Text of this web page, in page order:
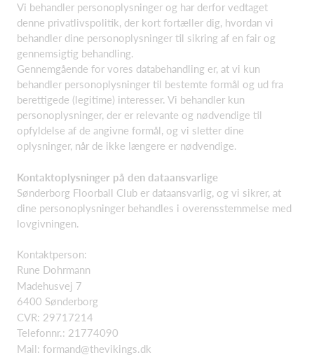
Vi behandler personoplysninger og har derfor vedtaget
denne privatlivspolitik, der kort fortæller dig, hvordan vi
behandler dine personoplysninger til sikring af en fair og
gennemsigtig behandling.
Gennemgående for vores databehandling er, at vi kun
behandler personoplysninger til bestemte formål og ud fra
berettigede (legitime) interesser. Vi behandler kun
personoplysninger, der er relevante og nødvendige til
opfyldelse af de angivne formål, og vi sletter dine
oplysninger, når de ikke længere er nødvendige.
Kontaktoplysninger på den dataansvarlige
Sønderborg Floorball Club er dataansvarlig, og vi sikrer, at
dine personoplysninger behandles i overensstemmelse med
lovgivningen.
Kontaktperson:
Rune Dohrmann
Madehusvej 7
6400 Sønderborg
CVR: 29717214
Telefonnr.: 21774090
Mail: formand@thevikings.dk